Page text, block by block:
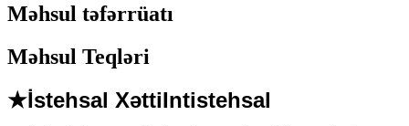
Məhsul təfərrüatı
Məhsul Teqləri
★İstehsal XəttiIntistehsal